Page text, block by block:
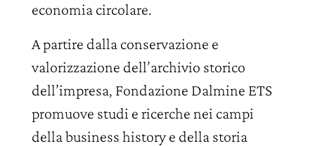
economia circolare.
A partire dalla conservazione e
valorizzazione dell’archivio storico
dell’impresa, Fondazione Dalmine ETS
promuove studi e ricerche nei campi
della business history e della storia